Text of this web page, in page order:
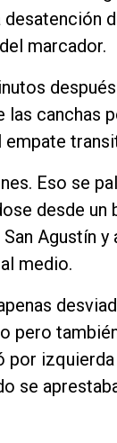
marcador.
canchas
empate
Eso se
desde un
Agustín
medio.
pero
por
se